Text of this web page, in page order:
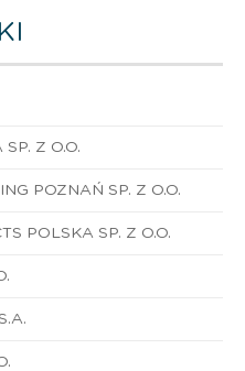
Z O.O.
POZNAŃ SP. Z O.O.
POLSKA SP. Z O.O.